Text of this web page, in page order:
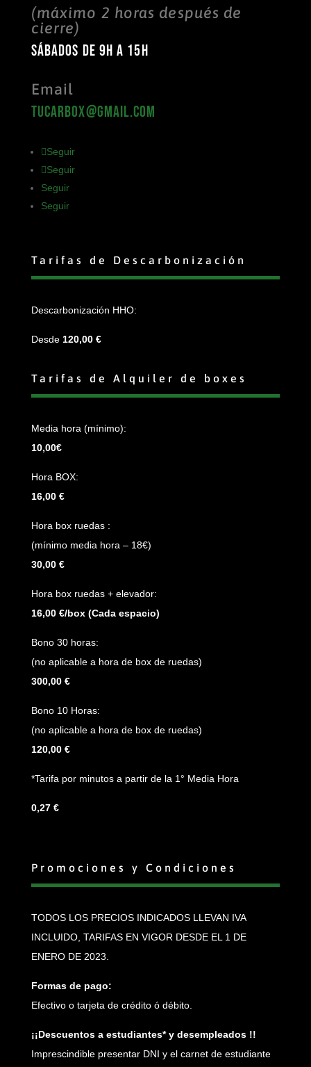
(máximo 2 horas después de
cierre)
sábados de 9h a 15h
Email
tucarbox@gmail.com
Seguir
Seguir
Seguir
Seguir
Tarifas de Descarbonización
Descarbonización HHO:
Desde 120,00 €
Tarifas de Alquiler de boxes
Media hora (mínimo):
10,00€
Hora BOX:
16,00 €
Hora box ruedas :
(mínimo media hora – 18€)
30,00 €
Hora box ruedas + elevador:
16,00 €/box (Cada espacio)
Bono 30 horas:
(no aplicable a hora de box de ruedas)
300,00 €
Bono 10 Horas:
(no aplicable a hora de box de ruedas)
120,00 €
*Tarifa por minutos a partir de la 1° Media Hora
0,27 €
Promociones y Condiciones
TODOS LOS PRECIOS INDICADOS LLEVAN IVA
INCLUIDO, TARIFAS EN VIGOR DESDE EL 1 DE
ENERO DE 2023.
Formas de pago:
Efectivo o tarjeta de crédito ó débito.
¡¡Descuentos a estudiantes* y desempleados !!
Imprescindible presentar DNI y el carnet de estudiante